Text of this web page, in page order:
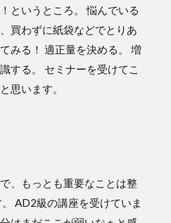
というところ。 悩んでいる
買わずに紙袋などでとりあ
みる！ 適正量を決める。 増
する。 セミナーを受けてこ
思います。
、もっとも重要なことは整
AD2級の講座を受けていま